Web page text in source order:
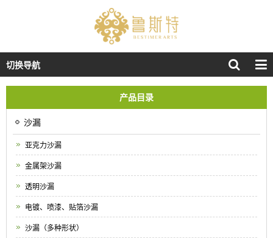
切换导航
产品目录
沙漏
亚克力沙漏
金属架沙漏
透明沙漏
电镀、喷漆、贴箔沙漏
沙漏（多种形状）